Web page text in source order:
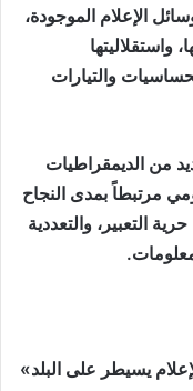
الإعلام الموجودة،
واستقلاليتها
والتيارات
من الديمقراطيات
مرتبطاً بمدى النجاح
التعبير، والتعددية
يسيطر على البلد»